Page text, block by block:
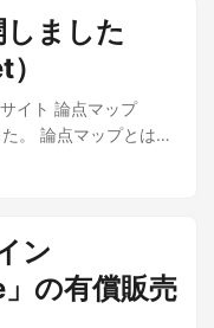
案件も、「思い出し
購入後にご案
Codeを、入門か
階的に学習 学習進捗
続きから学習可能 無
ま視聴可能 学びたい
入口として活用して
しました
イト 論点マップ
。 論点マップとは
前に、論点そのもの
事実として併記しま
上を、確認された事
の主張・釈明 / 世間の
特定の政党・候補者
ン
の有償販売